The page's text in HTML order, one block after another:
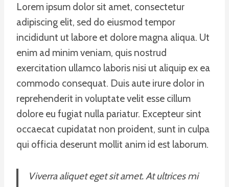
Lorem ipsum dolor sit amet, consectetur
adipiscing elit, sed do eiusmod tempor
incididunt ut labore et dolore magna aliqua. Ut
enim ad minim veniam, quis nostrud
exercitation ullamco laboris nisi ut aliquip ex ea
commodo consequat. Duis aute irure dolor in
reprehenderit in voluptate velit esse cillum
dolore eu fugiat nulla pariatur. Excepteur sint
occaecat cupidatat non proident, sunt in culpa
qui officia deserunt mollit anim id est laborum.
Viverra aliquet eget sit amet. At ultrices mi